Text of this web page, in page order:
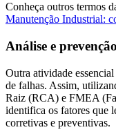
Conheça outros termos
Manutenção Industrial:
Análise e
Outra atividade
de falhas. Assim,
Raiz (RCA) e FMEA
identifica os fatores que
corretivas e preventivas.